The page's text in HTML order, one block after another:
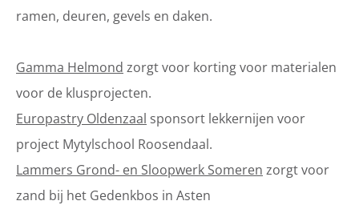
ramen, deuren, gevels en daken.
Gamma Helmond zorgt voor korting voor materialen
voor de klusprojecten.
Europastry Oldenzaal sponsort lekkernijen voor
project Mytylschool Roosendaal.
Lammers Grond- en Sloopwerk Someren zorgt voor
zand bij het Gedenkbos in Asten